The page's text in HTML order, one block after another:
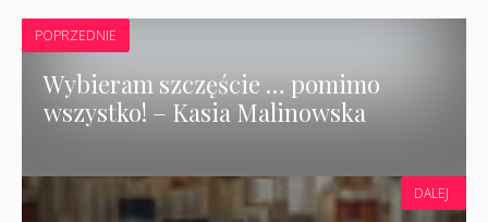
POPRZEDNIE
Wybieram szczęście … pomimo
wszystko! – Kasia Malinowska
DALEJ